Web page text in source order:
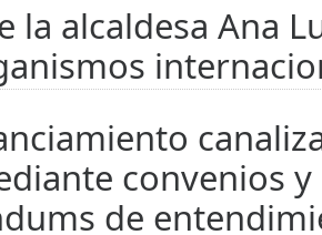
la alcaldesa Ana
convenios y
de